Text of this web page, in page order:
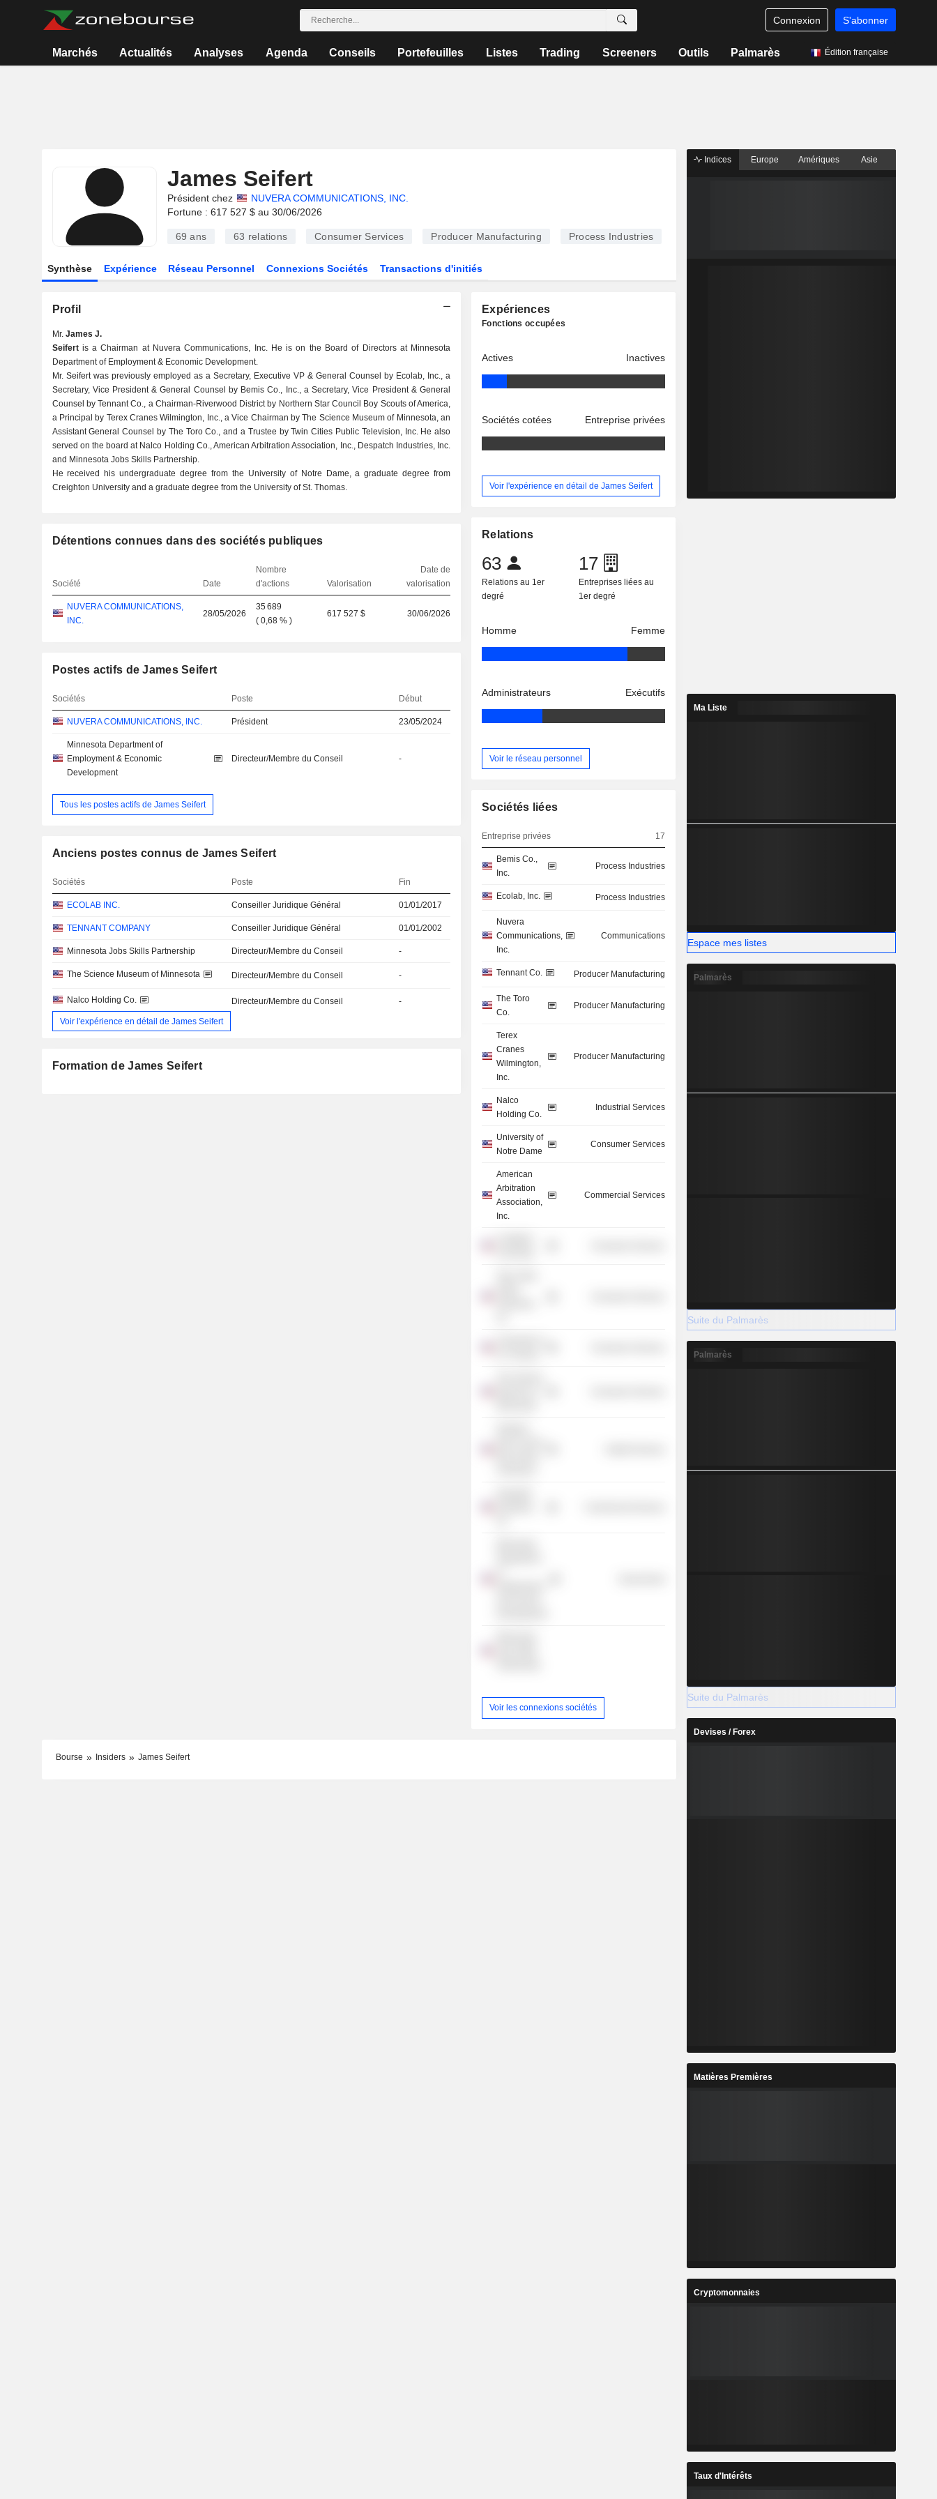
Connexion S'abonner
Marchés Actualités Analyses Agenda Conseils Portefeuilles Listes Trading Screeners Outils Palmarès Édition française
James Seifert
Président chez
NUVERA COMMUNICATIONS, INC.
Fortune : 617 527 $ au 30/06/2026
69 ans 63 relations Consumer Services Producer Manufacturing Process Industries
Synthèse Expérience Réseau Personnel Connexions Sociétés Transactions d'initiés
Profil
Mr. James J.
Seifertis a Chairman at Nuvera Communications, Inc. He is on the Board of Directors at Minnesota
Department of Employment & Economic Development.
Mr. Seifert was previously employed as a Secretary, Executive VP & General Counsel by Ecolab, Inc., a
Secretary, Vice President & General Counsel by Bemis Co., Inc., a Secretary, Vice President & General
Counsel by Tennant Co., a Chairman-Riverwood District by Northern Star Council Boy Scouts of America,
a Principal by Terex Cranes Wilmington, Inc., a Vice Chairman by The Science Museum of Minnesota, an
Assistant General Counsel by The Toro Co., and a Trustee by Twin Cities Public Television, Inc. He also
served on the board at Nalco Holding Co., American Arbitration Association, Inc., Despatch Industries, Inc.
and Minnesota Jobs Skills Partnership.
He received his undergraduate degree from the University of Notre Dame, a graduate degree from
Creighton University and a graduate degree from the University of St. Thomas.
Détentions connues dans des sociétés publiques
Société Date
Nombre
d'actions
Valorisation
Date de
valorisation
NUVERA COMMUNICATIONS,
INC.
28/05/2026
35 689
(0,68 % )
617 527 $ 30/06/2026
Postes actifs de James Seifert
Sociétés Poste Début
NUVERA COMMUNICATIONS, INC. Président 23/05/2024
Minnesota Department of
Employment & Economic
Development
Directeur/Membre du Conseil -
Tous les postes actifs de James Seifert
Anciens postes connus de James Seifert
Sociétés Poste Fin
ECOLAB INC. Conseiller Juridique Général 01/01/2017
TENNANT COMPANY Conseiller Juridique Général 01/01/2002
Minnesota Jobs Skills Partnership Directeur/Membre du Conseil -
The Science Museum of Minnesota Directeur/Membre du Conseil -
Nalco Holding Co. Directeur/Membre du Conseil
-
Voir l'expérience en détail de James Seifert
Formation de James Seifert
Expériences
Fonctions occupées
Actives Inactives
Sociétés cotées Entreprise privées
Voir l'expérience en détail de James Seifert
Relations
63
Relations au 1er
degré
17
Entreprises liées au
1er degré
Homme Femme
Administrateurs Exécutifs
Voir le réseau personnel
Sociétés liées
Entreprise privées 17
Bemis Co.,
Inc.
Process Industries
Ecolab, Inc. Process Industries
Nuvera
Communications,
Inc.
Communications
Tennant Co. Producer Manufacturing
The Toro
Co.
Producer Manufacturing
Terex
Cranes
Wilmington,
Inc.
Producer Manufacturing
Nalco
Holding Co.
Industrial Services
University of
Notre Dame
Consumer Services
American
Arbitration
Association,
Inc.
Commercial Services
Voir les connexions sociétés
Bourse Insiders James Seifert
Indices Europe Amériques Asie
Ma Liste
Espace mes listes
Palmarès
Suite du Palmarès
Palmarès
Suite du Palmarès
Devises / Forex
Matières Premières
Cryptomonnaies
Taux d'Intérêts